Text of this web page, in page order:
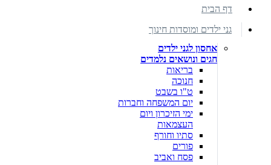
דף הבית
גני ילדים ומוסדות חינוך
אחסון לגני ילדים
חגים ונושאים נלמדים
בריאות
חנוכה
ט"ו בשבט
יום המשפחה וחברות
ימי הזיכרון ויום
העצמאות
סתיו וחורף
פורים
פסח ואביב